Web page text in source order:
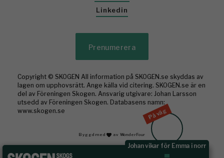
På väg
Johan vikar för Emma i norr
Linkedin
Prenumerera
Copyright © SKOGEN All information på SKOGEN.se skyddas av
lagen om upphovsrätt. Ange källa vid citering. SKOGEN.se är en
del av Föreningen Skogen. Ansvarig utgivare: Johan Larsson
utsedd av Föreningen Skogen. Databasens namn:
www.skogen.se
Byggd med av WonderFour